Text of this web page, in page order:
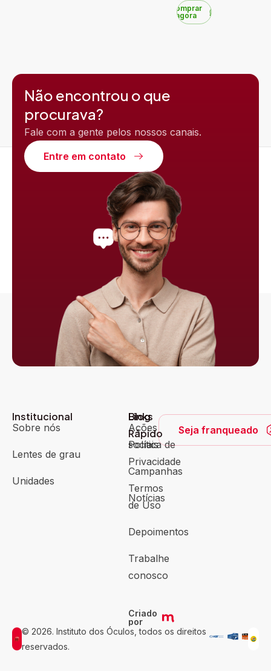
Comprar
agora
Não encontrou o que
procurava?
Fale com a gente pelos nossos canais.
Entre em contato
Institucional
Sobre nós
Lentes de grau
Unidades
Blog
Ações
sociais
Campanhas
Notícias
Links
Rápido
Política de
Privacidade
Termos
de Uso
Depoimentos
Trabalhe
conosco
Criado
por
Seja franqueado
© 2026. Instituto dos Óculos, todos os direitos
reservados.